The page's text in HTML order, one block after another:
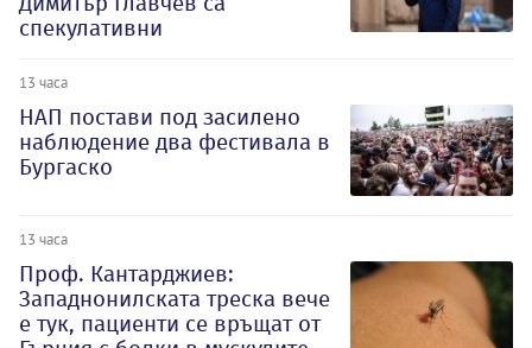
спекулативни
13 часа
НАП постави под засилено
наблюдение два фестивала в
Бургаско
13 часа
Проф. Кантарджиев:
Западнонилската треска вече
е тук, пациенти се връщат от